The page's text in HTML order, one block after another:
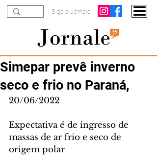
Siga o Jornale
Simepar prevê inverno
seco e frio no Paraná,
20/06/2022
Expectativa é de ingresso de
massas de ar frio e seco de
origem polar